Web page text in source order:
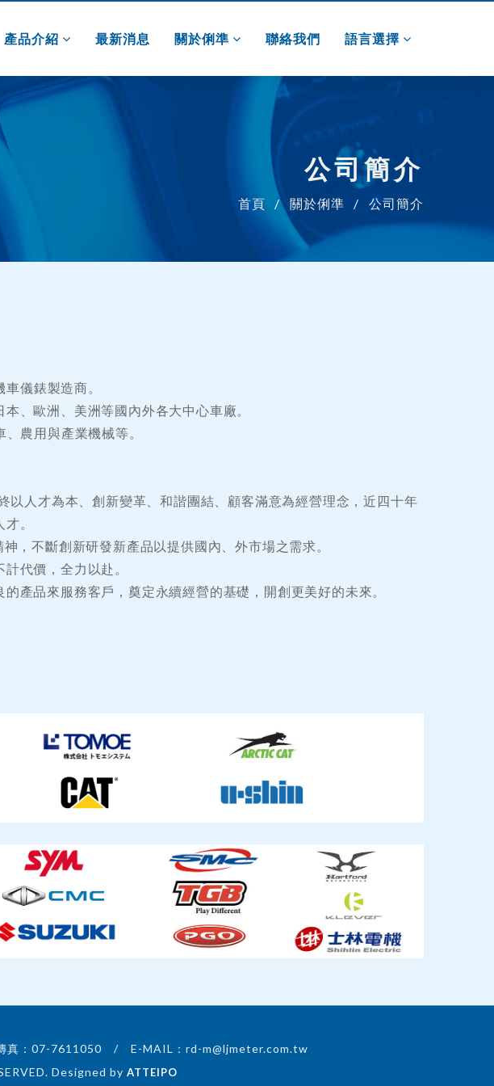
產品介紹 最新消息 關於俐準 聯絡我們 語言選擇
公司簡介
首頁 關於俐準 公司簡介
儀錶製造商。
、歐洲、美洲等國內外各大中心車廠。
農用與產業機械等。
以人才為本、創新變革、和諧團結、顧客滿意為經營理念，近四十年
。
，不斷創新研發新產品以提供國內、外市場之需求。
代價，全力以赴。
產品來服務客戶，奠定永續經營的基礎，開創更美好的未來。
：07-7611050 / E-MAIL：rd-m@ljmeter.com.tw
Designed by ATTEIPO